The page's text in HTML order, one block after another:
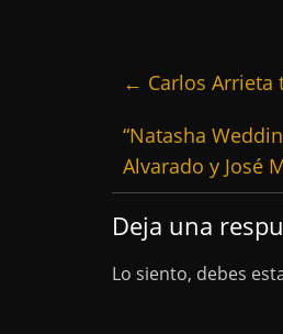
← Carlos
“Natasha
Alvarado y José
Deja una
Lo siento, debes